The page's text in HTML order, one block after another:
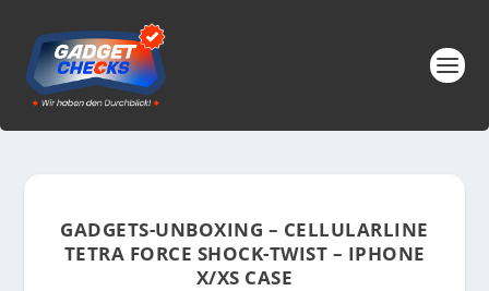
GADGETS-UNBOXING – CELLULARLINE
TETRA FORCE SHOCK-TWIST – IPHONE
X/XS CASE